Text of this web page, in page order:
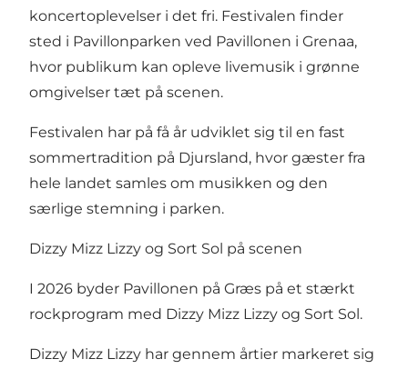
koncertoplevelser i det fri. Festivalen finder
sted i Pavillonparken ved Pavillonen i Grenaa,
hvor publikum kan opleve livemusik i grønne
omgivelser tæt på scenen.
Festivalen har på få år udviklet sig til en fast
sommertradition på Djursland, hvor gæster fra
hele landet samles om musikken og den
særlige stemning i parken.
Dizzy Mizz Lizzy og Sort Sol på scenen
I 2026 byder Pavillonen på Græs på et stærkt
rockprogram med Dizzy Mizz Lizzy og Sort Sol.
Dizzy Mizz Lizzy har gennem årtier markeret sig